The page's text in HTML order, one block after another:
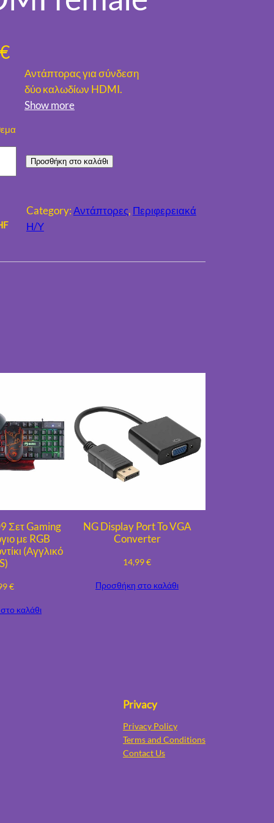
€
Αντάπτορας για σύνδεση
δύο καλωδίων HDMI.
Show more
Προσθήκη στο καλάθι
Category:Αντάπτορες, Περιφερειακά
Η/Υ
Σετ Gaming
με RGB
(Αγγλικό
€
καλάθι
NG Display Port To VGA
Converter
14,99€
Προσθήκη στο καλάθι
Privacy
Privacy Policy
Terms and Conditions
Contact Us